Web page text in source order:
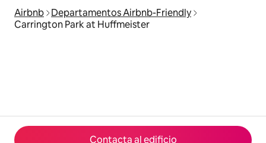
Contacta al edificio
Airbnb
Departamentos Airbnb-Friendly
Carrington Park at Huffmeister